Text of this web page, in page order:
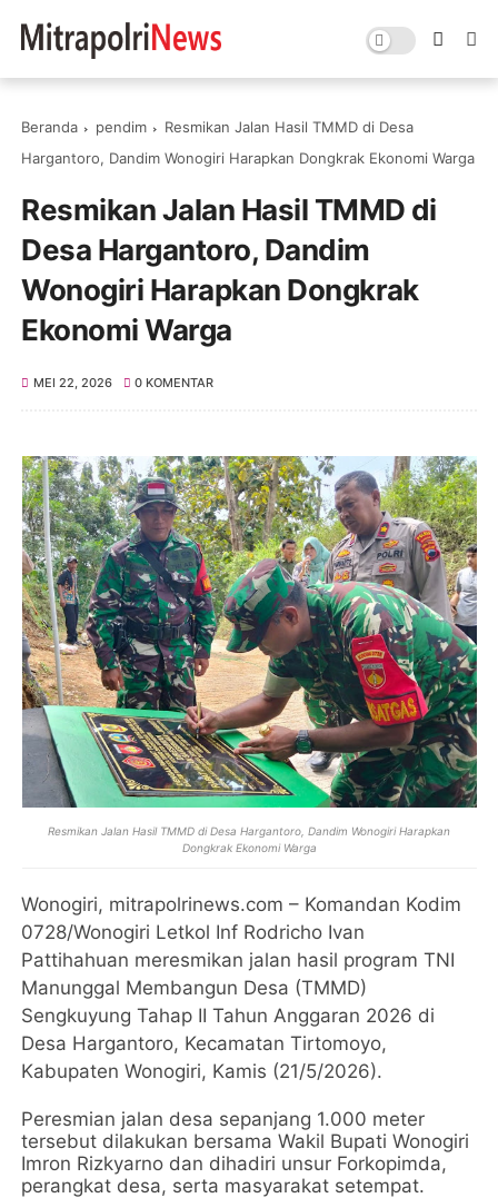
Beranda pendim
Resmikan Jalan Hasil TMMD di Desa
Hargantoro, Dandim Wonogiri Harapkan Dongkrak Ekonomi Warga
Resmikan Jalan Hasil TMMD di
Desa Hargantoro, Dandim
Wonogiri Harapkan Dongkrak
Ekonomi Warga
MEI 22, 2026 0 KOMENTAR
Resmikan Jalan Hasil TMMD di Desa Hargantoro, Dandim Wonogiri Harapkan
Dongkrak Ekonomi Warga
Wonogiri, mitrapolrinews.com – Komandan Kodim
0728/Wonogiri Letkol Inf Rodricho Ivan
Pattihahuan meresmikan jalan hasil program TNI
Manunggal Membangun Desa (TMMD)
Sengkuyung Tahap II Tahun Anggaran 2026 di
Desa Hargantoro, Kecamatan Tirtomoyo,
Kabupaten Wonogiri, Kamis (21/5/2026).
Peresmian jalan desa sepanjang 1.000 meter
tersebut dilakukan bersama Wakil Bupati Wonogiri
Imron Rizkyarno dan dihadiri unsur Forkopimda,
perangkat desa, serta masyarakat setempat.